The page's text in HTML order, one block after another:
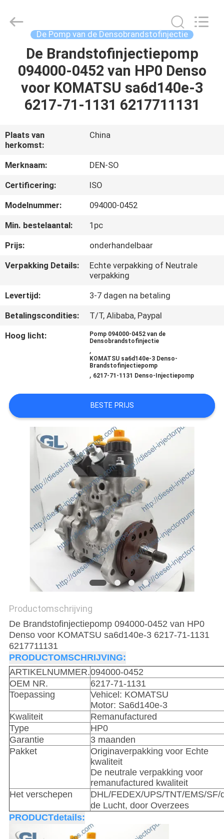
THUIS
PRODUCTEN
OVER
ONS
FABRIEKSTOCHT
KWALITEITSCONTROLE
VRAAG
OFFERTE
SITEMAP
PRIVACYBELEID
Parts
De Pomp van de Densobrandstofinjectie
De Brandstofinjectiepomp
094000-0452 van HP0 Denso
voor KOMATSU sa6d140e-3
6217-71-1131 6217711131
Plaats van
herkomst:
China
Merknaam:
DEN-SO
Certificering:
ISO
Modelnummer:
094000-0452
Min. bestelaantal:
1pc
Prijs:
onderhandelbaar
Verpakking Details:
Echte verpakking of Neutrale
verpakking
Levertijd:
3-7 dagen na betaling
Betalingscondities:
T/T, Alibaba, Paypal
Hoog licht:
Pomp 094000-0452 van de
Densobrandstofinjectie
,
KOMATSU sa6d140e-3 Denso-
Brandstofinjectiepomp
, 6217-71-1131 Denso-Injectiepomp
BESTE PRIJS
Productomschrijving
De Brandstofinjectiepomp 094000-0452 van HP0
Denso voor KOMATSU sa6d140e-3 6217-71-1131
6217711131
PRODUCTOMSCHRIJVING:
ARTIKELNUMMER.094000-0452
OEM NR.
6217-71-1131
Toepassing
Vehicel: KOMATSU
Motor: Sa6d140e-3
Kwaliteit
Remanufactured
Type
HP0
Garantie
3 maanden
Pakket
Originaverpakking voor Echte
kwaliteit
De neutrale verpakking voor
remanufactured kwaliteit
Het verschepen
DHL/FEDEX/UPS/TNT/EMS/SF/
de Lucht, door Overzees
PRODUCTdetails: